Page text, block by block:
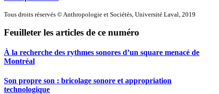
Tous droits réservés © Anthropologie et Sociétés, Université Laval, 2019
Feuilleter les articles de ce numéro
À la recherche des rythmes sonores d’un square menacé de
Montréal
Son propre son : bricolage sonore et appropriation
technologique